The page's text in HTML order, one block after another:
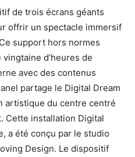
de trois écrans géants
offrir un spectacle immersif
support hors normes
d’heures de
avec des contenus
partage le Digital Dream
artistique du centre centré
Cette installation Digital
a été conçu par le studio
Design. Le dispositif